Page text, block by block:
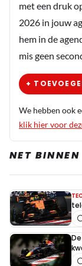
met een druk
2026 in jouw
hem in de
mis geen
+
We hebben ook
klik hier voor
NET BINNEN